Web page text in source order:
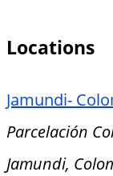
Locations
Jamundi-
Parcelación
Jamundi,